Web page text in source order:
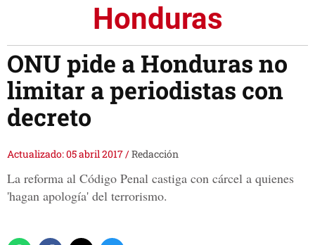
Honduras
ONU pide a Honduras no
limitar a periodistas con
decreto
Actualizado: 05 abril 2017/Redacción
La reforma al Código Penal castiga con cárcel a quienes
'hagan apología' del terrorismo.